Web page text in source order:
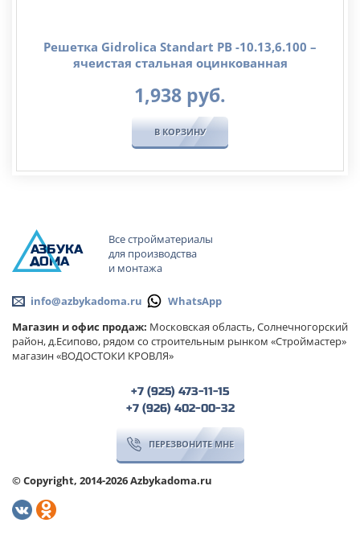
Решетка Gidrolica Standart РВ -10.13,6.100 –
ячеистая стальная оцинкованная
1,938 руб.
В КОРЗИНУ
ОМА
АЗБУКА
Все стройматериалы
для производства
и монтажа
info@azbykadoma.ru
WhatsApp
Магазин и офис продаж: Московская область, Солнечногорский
район, д.Есипово, рядом со строительным рынком «Строймастер»
магазин «ВОДОСТОКИ КРОВЛЯ»
+7 (925) 473-11-15
+7 (926) 402-00-32
ПЕРЕЗВОНИТЕ МНЕ
© Copyright, 2014-2026 Azbykadoma.ru